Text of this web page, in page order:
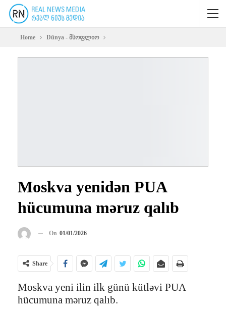
Home Dünya - მსოფლიო
Moskva yenidən PUA
hücumuna məruz qalıb
On 01/01/2026
Share
Moskva yeni ilin ilk günü kütləvi PUA
hücumuna məruz qalıb.